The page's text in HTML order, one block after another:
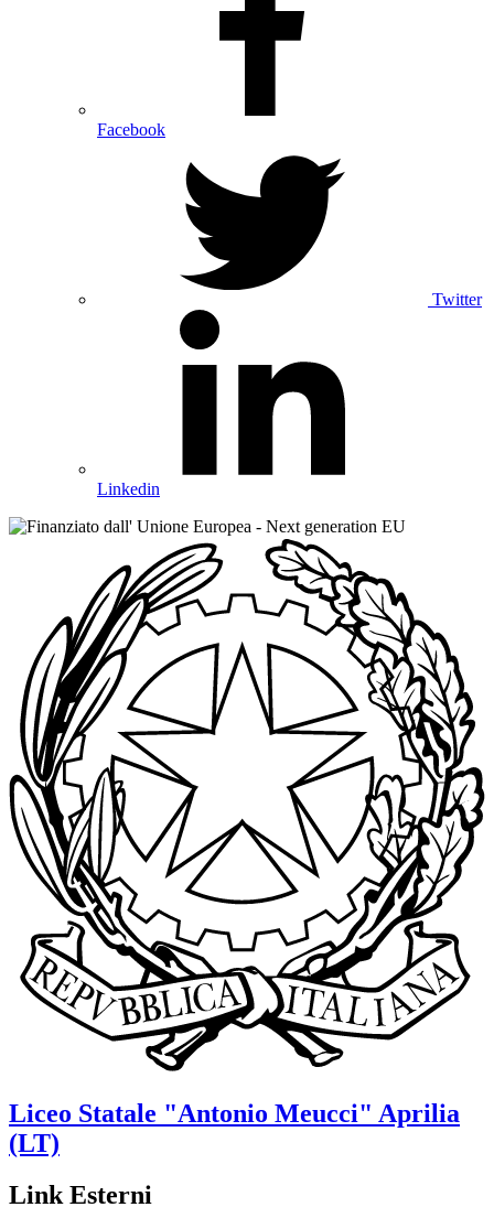
Facebook
Twitter
Linkedin
Liceo Statale "Antonio Meucci" Aprilia
(LT)
Link Esterni